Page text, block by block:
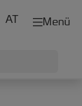
Menü
AT